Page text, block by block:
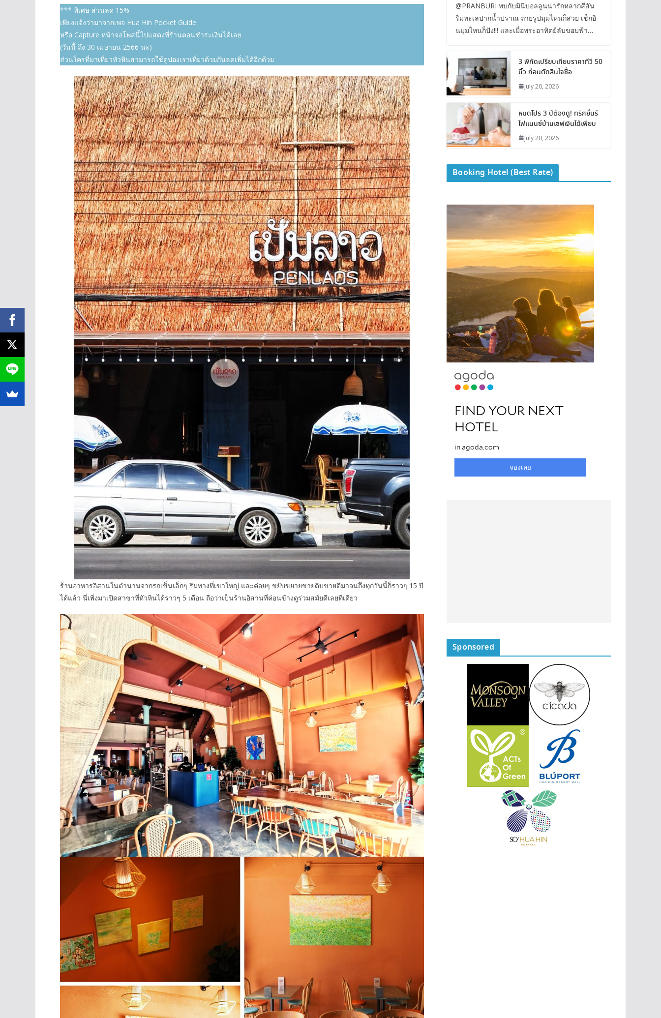
*** พิเศษ ส่วนลด 15%
เพียงแจ้งว่ามาจากเพจ Hua Hin Pocket Guide
หรือ Capture หน้าจอโพสนี้ไปแสดงที่ร้านตอนชำระเงินได้เลย
(วันนี้ ถึง 30 เมษายน 2566 นะ)
ส่วนใครที่มาเที่ยวหัวหินสามารถใช้คูปองเราเที่ยวด้วยกันลดเพิ่มได้อีกด้วย
ร้านอาหารอิสานในตำนานจากรถเข็นเล็กๆ ริมทางที่เขาใหญ่ และค่อยๆ ขยับขยายขายดิบขายดีมาจนถึงทุกวันนี้ก็ราวๆ 15 ปี
ได้แล้ว นี่เพิ่งมาเปิดสาขาที่หัวหินได้ราวๆ 5 เดือน ถือว่าเป็นร้านอิสานที่ค่อนข้างดูร่วมสมัยดีเลยทีเดียว
@PRANBURI พบกับมินิบอลลูนน่ารักหลากสีสัน
ริมทะเลปากน้ำปราณ ถ่ายรูปมุมไหนก็สวย เช็กอิ
นมุมไหนก็ปัง!!! และเมื่อพระอาทิตย์ลับขอบฟ้า…
3 พิกัดเปรียบเทียบราคาทีวี 50
นิ้ว ก่อนตัดสินใจซื้อ
July 20, 2026
หมดโปร 3 ปีต้องดู! ทริกยื่นรี
ไฟแนนซ์บ้านเซฟเงินได้เพียบ
July 20, 2026
Booking Hotel (Best Rate)
Sponsored